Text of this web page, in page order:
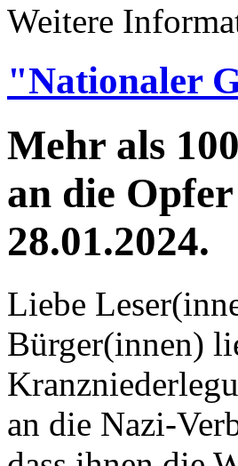
Weitere
"Nationaler
Mehr als
an die
28.01.2024.
Liebe
Bürger(innen)
an die Nazi-